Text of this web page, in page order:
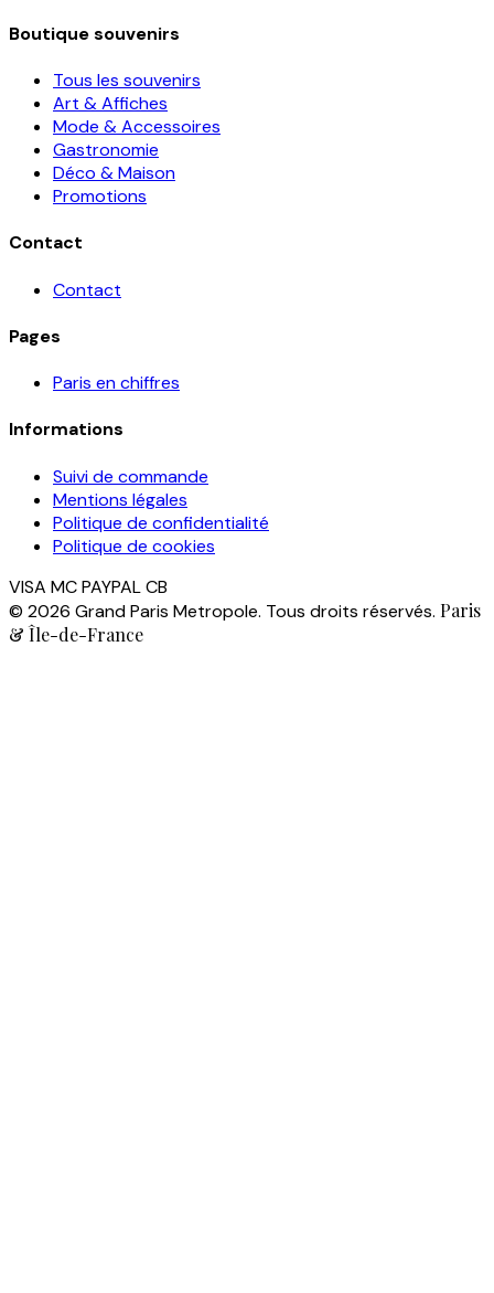
Boutique souvenirs
Tous les souvenirs
Art & Affiches
Mode & Accessoires
Gastronomie
Déco & Maison
Promotions
Contact
Contact
Pages
Paris en chiffres
Informations
Suivi de commande
Mentions légales
Politique de confidentialité
Politique de cookies
VISA MCPAYPALCB
© 2026 Grand Paris Metropole. Tous droits réservés. Paris
& Île-de-France